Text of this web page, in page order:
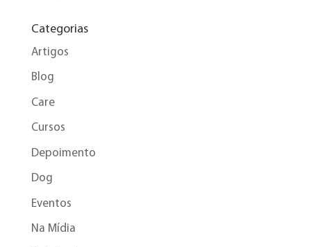
Categorias
Artigos
Blog
Care
Cursos
Depoimento
Dog
Eventos
Na Mídia